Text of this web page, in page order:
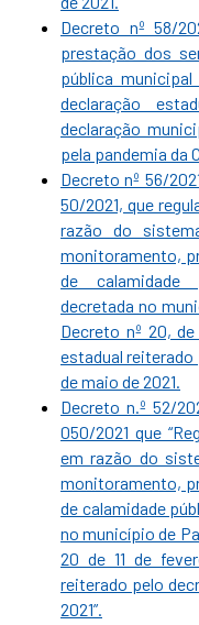
Decreto nº 58/
prestação dos
pública
declaração
declaração
pela pandemia da
Decreto nº 56/
50/2021, que
razão do
monitoramento,
de calamidade
decretada no
Decreto nº 20,
estadual reiterado
de maio de 2021.
Decreto n.º 52/
050/2021 que
em razão do
monitoramento,
de calamidade
no município de
20 de 11 de
reiterado pelo
2021”.